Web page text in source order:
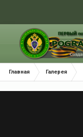
Главная Галерея